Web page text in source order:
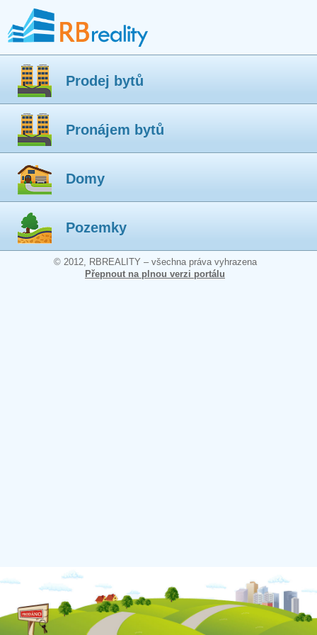
Prodej bytů
Pronájem bytů
Domy
Pozemky
© 2012, RBREALITY – všechna práva vyhrazena
Přepnout na plnou verzi portálu